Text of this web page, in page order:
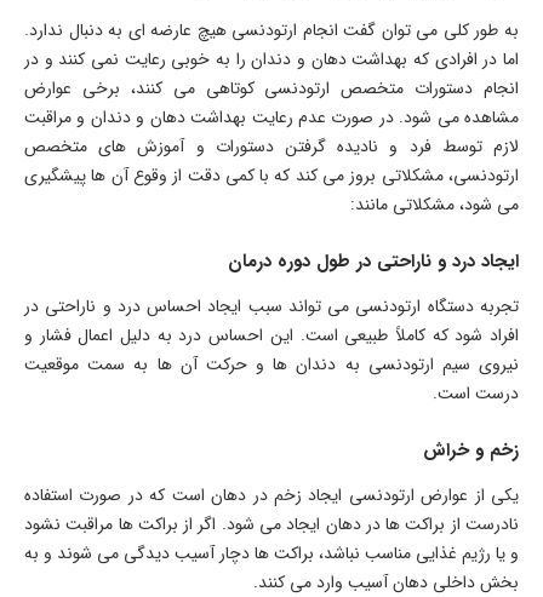
به طور کلی می توان گفت انجام ارتودنسی هیچ عارضه ای به دنبال ندارد.
اما در افرادی که بهداشت دهان و دندان را به خوبی رعایت نمی کنند و در
انجام دستورات متخصص ارتودنسی کوتاهی می کنند، برخی عوارض
مشاهده می شود. در صورت عدم رعایت بهداشت دهان و دندان و مراقبت
لازم توسط فرد و نادیده گرفتن دستورات و آموزش های متخصص
ارتودنسی، مشکلاتی بروز می کند که با کمی دقت از وقوع آن ها پیشگیری
می شود، مشکلاتی مانند:
ایجاد درد و ناراحتی در طول دوره درمان
تجربه دستگاه ارتودنسی می تواند سبب ایجاد احساس درد و ناراحتی در
افراد شود که کاملاً طبیعی است. این احساس درد به دلیل اعمال فشار و
نیروی سیم ارتودنسی به دندان ها و حرکت آن ها به سمت موقعیت
درست است.
زخم و خراش
یکی از عوارض ارتودنسی ایجاد زخم در دهان است که در صورت استفاده
نادرست از براکت ها در دهان ایجاد می شود. اگر از براکت ها مراقبت نشود
و یا رژیم غذایی مناسب نباشد، براکت ها دچار آسیب دیدگی می شوند و به
بخش داخلی دهان آسیب وارد می کنند.